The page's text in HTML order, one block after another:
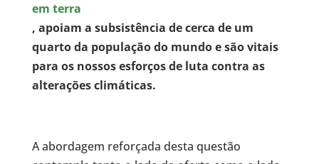
em terra
, apoiam a subsistência de cerca de um
quarto da população do mundo e são vitais
para os nossos esforços de luta contra as
alterações climáticas.
A abordagem reforçada desta questão